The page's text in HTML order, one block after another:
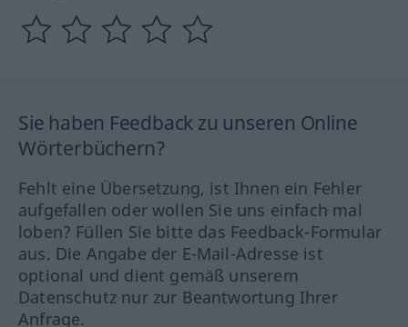
Sie haben Feedback zu unseren Online
Wörterbüchern?
Fehlt eine Übersetzung, ist Ihnen ein Fehler
aufgefallen oder wollen Sie uns einfach mal
loben? Füllen Sie bitte das Feedback-Formular
aus. Die Angabe der E-Mail-Adresse ist
optional und dient gemäß unserem
Datenschutz nur zur Beantwortung Ihrer
Anfrage.